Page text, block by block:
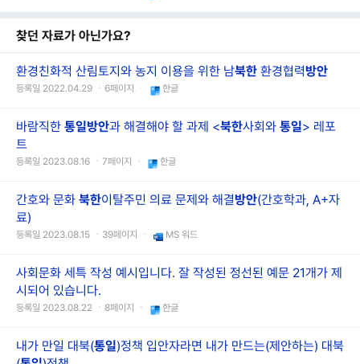
찾던 자료가 아닌가요?
환경친화적 산림토지와 농지 이용을 위한 남북한 환경협력방안
등록일 2022.04.29 ㆍ6페이지 ㆍ 한글
바람직한 통일방안과 해결해야 할 과제 <북한사회와 통일> 레포
트
등록일 2023.08.16 ㆍ7페이지 ㆍ 한글
간호와 문화 북한이탈주민 의료 문제와 해결방안(간호학과, A+자
료)
등록일 2023.08.15 ㆍ39페이지 ㆍ MS 워드
사회문화 세특 작성 예시입니다. 잘 작성된 정선된 예문 21개가 제
시되어 있습니다.
등록일 2023.08.22 ㆍ8페이지 ㆍ 한글
내가 만일 대북(통일)정책 입안자라면 내가 만드는(제안하는) 대북